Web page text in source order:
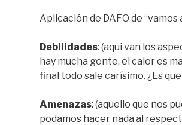
Aplicación de DAFO de “vamos
Debilidades: (aqui van los
hay mucha gente, el calor es
final todo sale carísimo. ¿Es
Amenazas: (aquello que nos
podamos hacer nada al